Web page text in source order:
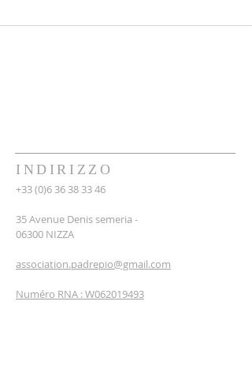
INDIRIZZO
+33 (0)6 36 38 33 46
35 Avenue Denis semeria -
06300 NIZZA
association.padrepio@gmail.com
Numéro RNA : W062019493